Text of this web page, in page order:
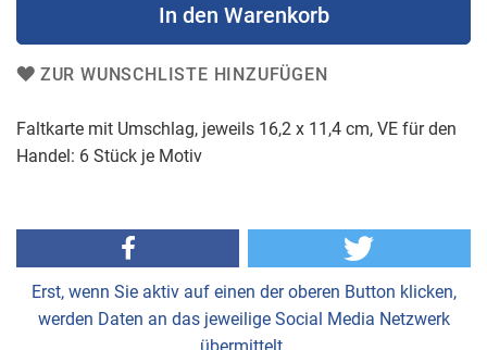
In den Warenkorb
ZUR WUNSCHLISTE HINZUFÜGEN
Faltkarte mit Umschlag, jeweils 16,2 x 11,4 cm, VE für den
Handel: 6 Stück je Motiv
Erst, wenn Sie aktiv auf einen der oberen Button klicken,
werden Daten an das jeweilige Social Media Netzwerk
übermittelt.